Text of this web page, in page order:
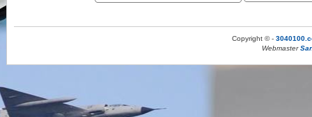
Copyright © -
Webmaster